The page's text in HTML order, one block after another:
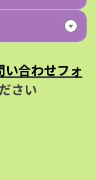
い合わせフォ
さい